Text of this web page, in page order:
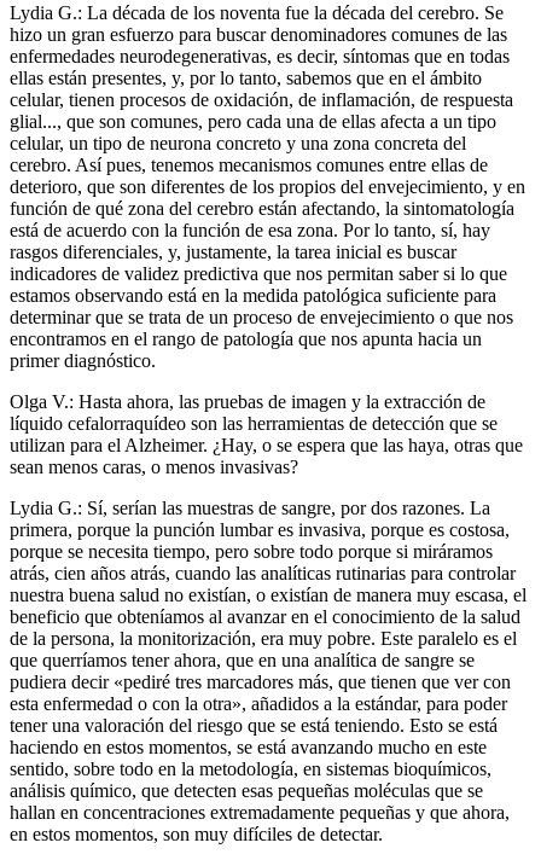
Lydia G.: La década de los noventa fue la década del cerebro. Se
hizo un gran esfuerzo para buscar denominadores comunes de las
enfermedades neurodegenerativas, es decir, síntomas que en todas
ellas están presentes, y, por lo tanto, sabemos que en el ámbito
celular, tienen procesos de oxidación, de inflamación, de respuesta
glial..., que son comunes, pero cada una de ellas afecta a un tipo
celular, un tipo de neurona concreto y una zona concreta del
cerebro. Así pues, tenemos mecanismos comunes entre ellas de
deterioro, que son diferentes de los propios del envejecimiento, y en
función de qué zona del cerebro están afectando, la sintomatología
está de acuerdo con la función de esa zona. Por lo tanto, sí, hay
rasgos diferenciales, y, justamente, la tarea inicial es buscar
indicadores de validez predictiva que nos permitan saber si lo que
estamos observando está en la medida patológica suficiente para
determinar que se trata de un proceso de envejecimiento o que nos
encontramos en el rango de patología que nos apunta hacia un
primer diagnóstico.
Olga V.: Hasta ahora, las pruebas de imagen y la extracción de
líquido cefalorraquídeo son las herramientas de detección que se
utilizan para el Alzheimer. ¿Hay, o se espera que las haya, otras que
sean menos caras, o menos invasivas?
Lydia G.: Sí, serían las muestras de sangre, por dos razones. La
primera, porque la punción lumbar es invasiva, porque es costosa,
porque se necesita tiempo, pero sobre todo porque si miráramos
atrás, cien años atrás, cuando las analíticas rutinarias para controlar
nuestra buena salud no existían, o existían de manera muy escasa, el
beneficio que obteníamos al avanzar en el conocimiento de la salud
de la persona, la monitorización, era muy pobre. Este paralelo es el
que querríamos tener ahora, que en una analítica de sangre se
pudiera decir «pediré tres marcadores más, que tienen que ver con
esta enfermedad o con la otra», añadidos a la estándar, para poder
tener una valoración del riesgo que se está teniendo. Esto se está
haciendo en estos momentos, se está avanzando mucho en este
sentido, sobre todo en la metodología, en sistemas bioquímicos,
análisis químico, que detecten esas pequeñas moléculas que se
hallan en concentraciones extremadamente pequeñas y que ahora,
en estos momentos, son muy difíciles de detectar.